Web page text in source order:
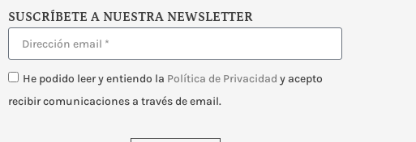
SUSCRÍBETE A NUESTRA NEWSLETTER
He podido leer y entiendo la Política de Privacidad y acepto
recibir comunicaciones a través de email.